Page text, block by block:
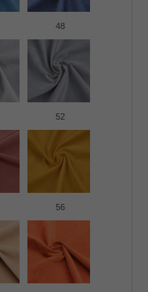
48
52
56